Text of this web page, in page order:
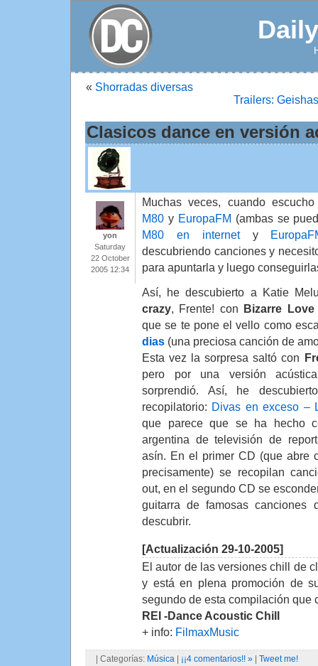
« Shorradas diversas
Trailers:
Clasicos dance en versión
yon
Saturday
22 October
2005 12:34
Muchas veces, cuando
M80 y EuropaFM (ambas se
M80 en internety
descubriendo canciones y
para apuntarla y luego
Así, he descubierto a Katie
crazy, Frente! con Bizarre Love
que se te pone el vello como
dias (una preciosa canción de
Esta vez la sorpresa saltó con
pero por una versión
sorprendió. Así, he
recopilatorio: Divas en exceso –
que parece que se ha hecho
argentina de televisión de
asín. En el primer CD (que abre
precisamente) se recopilan
out, en el segundo CD se
guitarra de famosas canciones
descubrir.
[Actualización 29-10-2005]
El autor de las versiones chill de
y está en plena promoción de
segundo de esta compilación que
REI -Dance Acoustic Chill
+ info: FilmaxMusic
| Categorías: Música ¡¡4 comentarios!! » Tweet me!